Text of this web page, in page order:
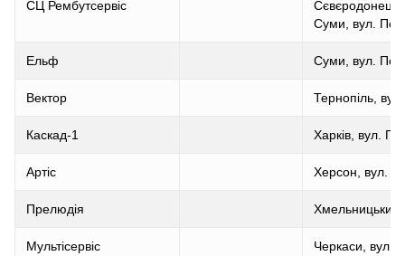
СЦ Рембутсервіс
Суми, вул.
Ельф Суми, вул.
Вектор Тернопіль,
Каскад-1 Харків, вул.
Артіс Херсон, вул.
Прелюдія
Мультісервіс Черкаси, вул.